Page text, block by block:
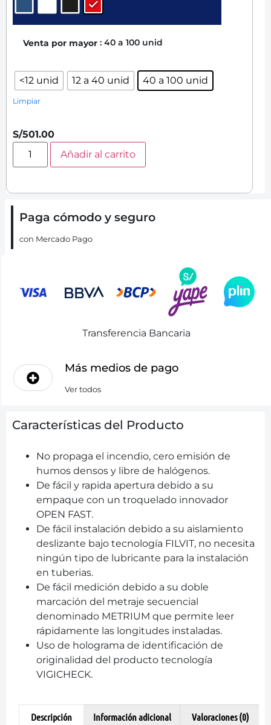
Venta por mayor : 40 a 100 unid
<12 unid 12 a 40 unid 40 a 100 unid
Limpiar
S/501.00
Añadir al carrito
Paga cómodo y seguro
con Mercado Pago
Transferencia Bancaria
Más medios de pago
Ver todos
Características del Producto
No propaga el incendio, cero emisión de
humos densos y libre de halógenos.
De fácil y rapida apertura debido a su
empaque con un troquelado innovador
OPEN FAST.
De fácil instalación debido a su aislamiento
deslizante bajo tecnología FILVIT, no necesita
ningún tipo de lubricante para la instalación
en tuberias.
De fácil medición debido a su doble
marcación del metraje secuencial
denominado METRIUM que permite leer
rápidamente las longitudes instaladas.
Uso de holograma de identificación de
originalidad del producto tecnología
VIGICHECK.
Descripción Información adicional Valoraciones (0)